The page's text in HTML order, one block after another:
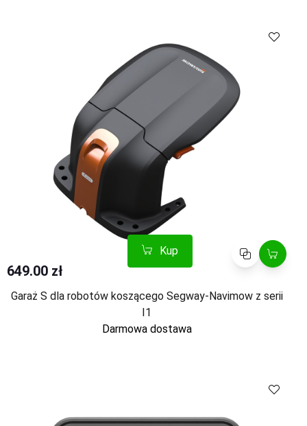
Kup Porównaj
649.00 zł
Garaż S dla robotów koszącego Segway-Navimow z serii
I1
Darmowa dostawa